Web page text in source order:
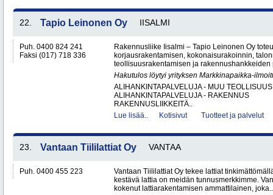
22. Tapio Leinonen Oy IISALMI
Puh. 0400 824 241
Faksi (017) 718 336
Rakennusliike Iisalmi – Tapio Leinonen Oy
korjausrakentamisen, kokonaisurakoinnin,
teollisuusrakentamisen ja
Hakutulos löytyi yrityksen Markkinapaikka-
ALIHANKINTAPALVELUJA - MUU TEOLLISUUS
ALIHANKINTAPALVELUJA - RAKENNUS
RAKENNUSLIIKKEITÄ..
Lue lisää..
Kotisivut Tuotteet ja palvelut
23. Vantaan Tiililattiat Oy VANTAA
Puh. 0400 455 223
Vantaan Tiililattiat Oy tekee lattiat
kestävä lattia on meidän tunnusmerkkimme.
kokenut lattiarakentamisen ammattilainen, joka..